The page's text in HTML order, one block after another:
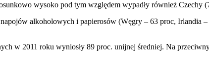
wysoko pod tym względem wypadły również Czechy
alkoholowych i papierosów (Węgry – 63 proc, Irlandia
w 2011 roku wyniosły 89 proc. unijnej średniej. Na